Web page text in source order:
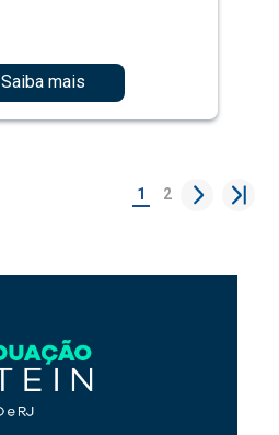
Saiba mais
1 2